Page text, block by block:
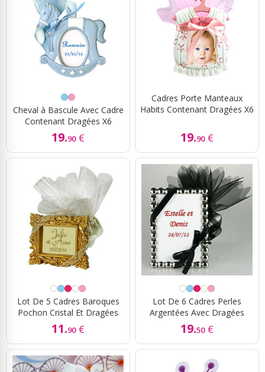
Cheval à Bascule Avec Cadre
Contenant Dragées X6
19.90 €
Cadres Porte Manteaux
Habits Contenant Dragées X6
19.90 €
Lot De 5 Cadres Baroques
Pochon Cristal Et Dragées
11.90 €
Lot De 6 Cadres Perles
Argentées Avec Dragées
19.50 €